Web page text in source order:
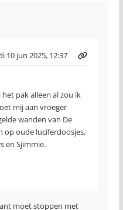
10 jun 2025, 12:37
pak alleen al zou ik
mij aan vroeger
wanden van De
op oude luciferdoosjes,
en Sjimmie.
moet stoppen met